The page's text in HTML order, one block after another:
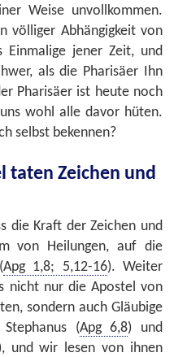
Weise unvollkommen.
völliger Abhängigkeit von
Einmalige jener Zeit, und
als die Pharisäer Ihn
Pharisäer ist heute noch
wohl alle davor hüten.
selbst bekennen?
taten Zeichen und
die Kraft der Zeichen und
von Heilungen, auf die
Apg 1,8; 5,12-16). Weiter
nicht nur die Apostel von
sondern auch Gläubige
Stephanus (Apg 6,8) und
und wir lesen von ihnen